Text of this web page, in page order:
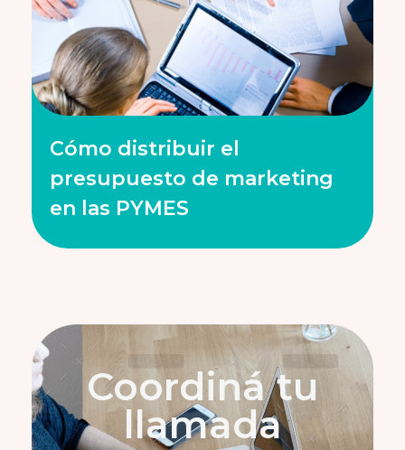
Cómo distribuir el
presupuesto de marketing
en las PYMES
Coordiná tu
llamada